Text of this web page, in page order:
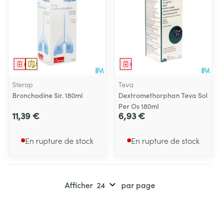
Sur prescription
Médicament
Sterop
Bronchodine Sir. 180ml
11,39 €
En rupture de stock
Médicament
Teva
Dextromethorphan Teva Sol
Per Os 180ml
6,93 €
En rupture de stock
Afficher par page